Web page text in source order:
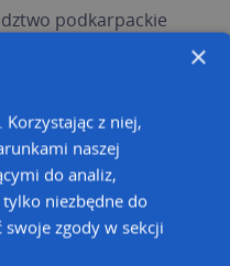
podkarpackie
×
z niej,
naszej
do analiz,
niezbędne do
zgody w sekcji